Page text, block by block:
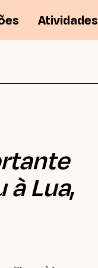
Atividades
à Lua,